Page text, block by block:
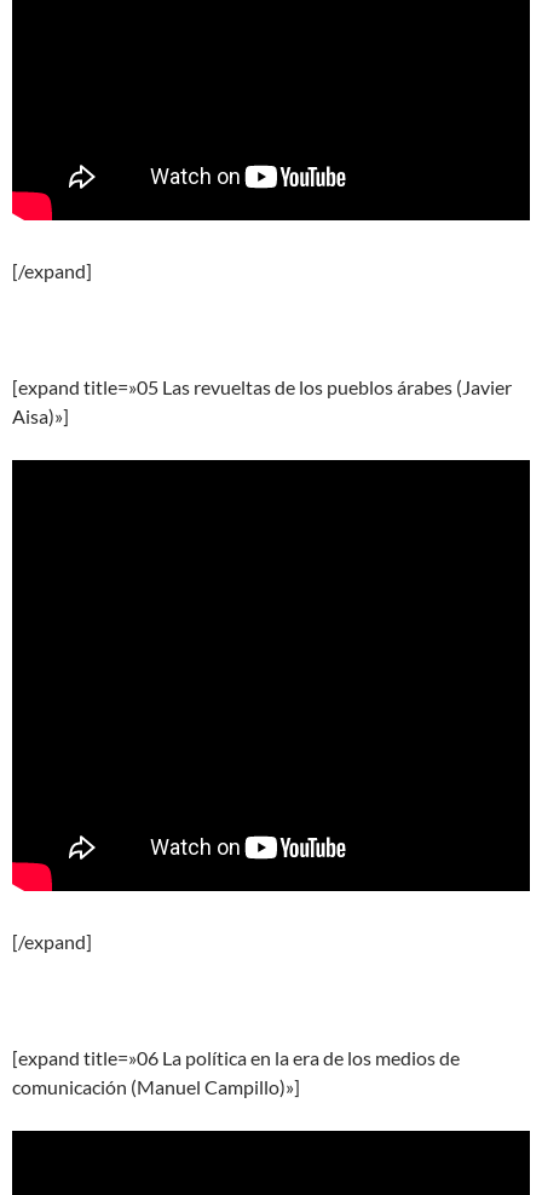
[/expand]
[expand title=»05 Las revueltas de los pueblos árabes (Javier
Aisa)»]
[/expand]
[expand title=»06 La política en la era de los medios de
comunicación (Manuel Campillo)»]